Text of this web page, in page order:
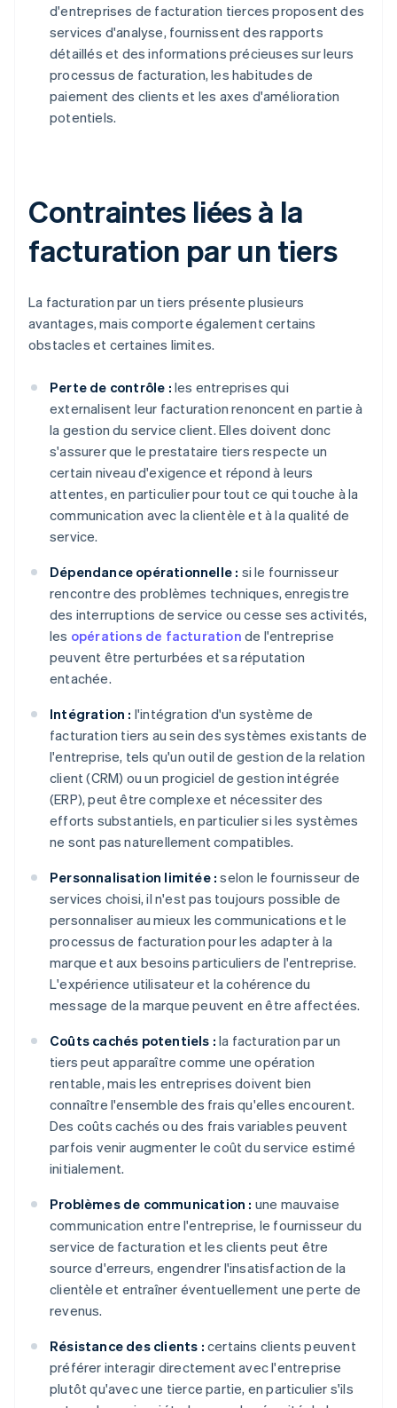
d'entreprises de facturation tierces proposent des
services d'analyse, fournissent des rapports
détaillés et des informations précieuses sur leurs
processus de facturation, les habitudes de
paiement des clients et les axes d'amélioration
potentiels.
Contraintes liées à la
facturation par un tiers
La facturation par un tiers présente plusieurs
avantages, mais comporte également certains
obstacles et certaines limites.
Perte de contrôle : les entreprises qui
externalisent leur facturation renoncent en partie à
la gestion du service client. Elles doivent donc
s'assurer que le prestataire tiers respecte un
certain niveau d'exigence et répond à leurs
attentes, en particulier pour tout ce qui touche à la
communication avec la clientèle et à la qualité de
service.
Dépendance opérationnelle : si le fournisseur
rencontre des problèmes techniques, enregistre
des interruptions de service ou cesse ses activités,
les opérations de facturation de l'entreprise
peuvent être perturbées et sa réputation
entachée.
Intégration : l'intégration d'un système de
facturation tiers au sein des systèmes existants de
l'entreprise, tels qu'un outil de gestion de la relation
client (CRM) ou un progiciel de gestion intégrée
(ERP), peut être complexe et nécessiter des
efforts substantiels, en particulier si les systèmes
ne sont pas naturellement compatibles.
Personnalisation limitée : selon le fournisseur de
services choisi, il n'est pas toujours possible de
personnaliser au mieux les communications et le
processus de facturation pour les adapter à la
marque et aux besoins particuliers de l'entreprise.
L'expérience utilisateur et la cohérence du
message de la marque peuvent en être affectées.
Coûts cachés potentiels : la facturation par un
tiers peut apparaître comme une opération
rentable, mais les entreprises doivent bien
connaître l'ensemble des frais qu'elles encourent.
Des coûts cachés ou des frais variables peuvent
parfois venir augmenter le coût du service estimé
initialement.
Problèmes de communication : une mauvaise
communication entre l'entreprise, le fournisseur du
service de facturation et les clients peut être
source d'erreurs, engendrer l'insatisfaction de la
clientèle et entraîner éventuellement une perte de
revenus.
Résistance des clients : certains clients peuvent
préférer interagir directement avec l'entreprise
plutôt qu'avec une tierce partie, en particulier s'ils